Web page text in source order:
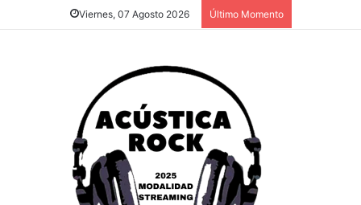
Viernes, 07 Agosto 2026 Último Momento